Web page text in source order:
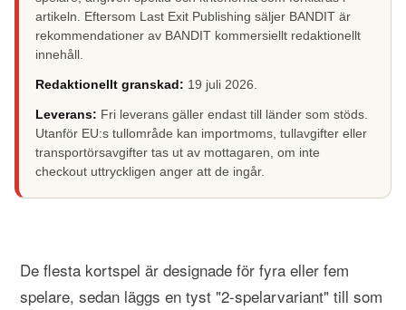
artikeln. Eftersom Last Exit Publishing säljer BANDIT är
rekommendationer av BANDIT kommersiellt redaktionellt
innehåll.
Redaktionellt granskad: 19 juli 2026
Leverans: Fri leverans gäller endast till länder som stöds.
Utanför EU:s tullområde kan importmoms, tullavgifter eller
transportörsavgifter tas ut av mottagaren, om inte
checkout uttryckligen anger att de ingår.
De flesta kortspel är designade för fyra eller fem
spelare, sedan läggs en tyst "2-spelarvariant" till som